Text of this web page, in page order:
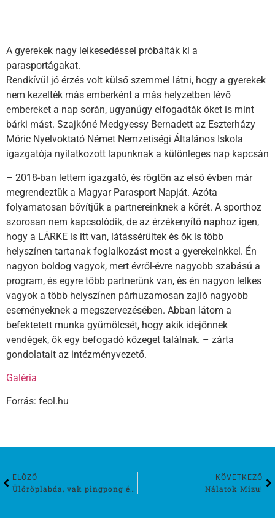
A gyerekek nagy lelkesedéssel próbálták ki a
parasportágakat.
Rendkívül jó érzés volt külső szemmel látni, hogy a gyerekek
nem kezelték más emberként a más helyzetben lévő
embereket a nap során, ugyanúgy elfogadták őket is mint
bárki mást. Szajkóné Medgyessy Bernadett az Eszterházy
Móric Nyelvoktató Német Nemzetiségi Általános Iskola
igazgatója nyilatkozott lapunknak a különleges nap kapcsán
– 2018-ban lettem igazgató, és rögtön az első évben már
megrendeztük a Magyar Parasport Napját. Azóta
folyamatosan bővítjük a partnereinknek a körét. A sporthoz
szorosan nem kapcsolódik, de az érzékenyítő naphoz igen,
hogy a LÁRKE is itt van, látássérültek és ők is több
helyszínen tartanak foglalkozást most a gyerekeinkkel. Én
nagyon boldog vagyok, mert évről-évre nagyobb szabású a
program, és egyre több partnerünk van, és én nagyon lelkes
vagyok a több helyszínen párhuzamosan zajló nagyobb
eseményeknek a megszervezésében. Abban látom a
befektetett munka gyümölcsét, hogy akik idejönnek
vendégek, ők egy befogadó közeget találnak. – zárta
gondolatait az intézményvezető.
Galéria
Forrás: feol.hu
ELŐZŐ
Ülőröplabda, vak pingpong és sakk a Bugátban
KÖVETKEZŐ
Nálatok Mizu!